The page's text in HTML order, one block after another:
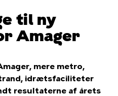
til ny
Amager
mere metro,
idrætsfaciliteter
resultaterne af årets